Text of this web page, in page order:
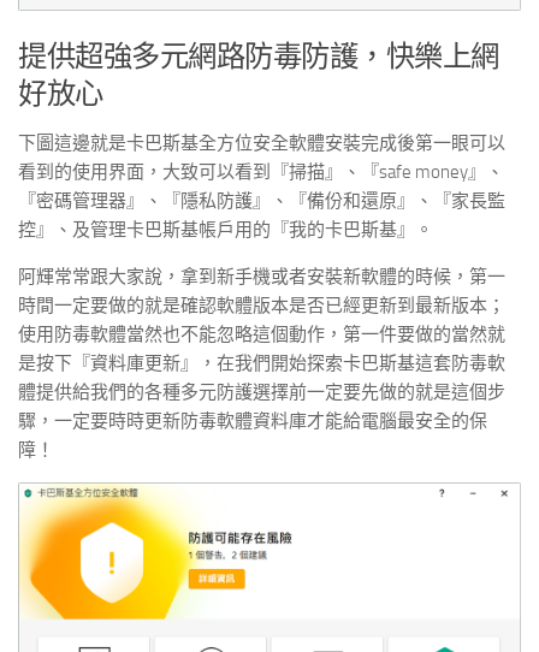
提供超強多元網路防毒防護，快樂上網
好放心
下圖這邊就是卡巴斯基全方位安全軟體安裝完成後第一眼可以
看到的使用界面，大致可以看到『掃描』、『safe money』、
『密碼管理器』、『隱私防護』、『備份和還原』、『家長監
控』、及管理卡巴斯基帳戶用的『我的卡巴斯基』。
阿輝常常跟大家說，拿到新手機或者安裝新軟體的時候，第一
時間一定要做的就是確認軟體版本是否已經更新到最新版本；
使用防毒軟體當然也不能忽略這個動作，第一件要做的當然就
是按下『資料庫更新』，在我們開始探索卡巴斯基這套防毒軟
體提供給我們的各種多元防護選擇前一定要先做的就是這個步
驟，一定要時時更新防毒軟體資料庫才能給電腦最安全的保
障！